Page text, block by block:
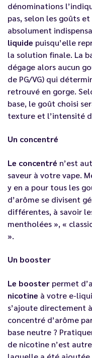
dénominations
pas, selon les goûts
absolument
liquide puisqu’elle
la solution finale. La
dégage alors aucun
de PG/VG) qui
retrouvé en gorge.
base, le goût choisi
texture et l’intensité
Un concentré
Le concentré n’est
saveur à votre vape.
y en a pour tous les
d’arôme se divisent
différentes, à savoir
mentholées », «
».
Un booster
Le booster permet
nicotine à votre e-
s’ajoute directement
concentré d’arôme
base neutre ?
de nicotine n’est